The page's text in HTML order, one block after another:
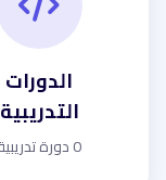
الدورات
التدريبية
0 دورة تدريبية